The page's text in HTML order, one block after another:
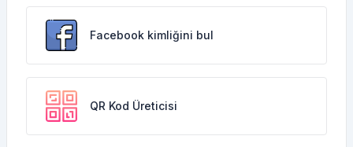
Facebook kimliğini bul
QR Kod Üreticisi